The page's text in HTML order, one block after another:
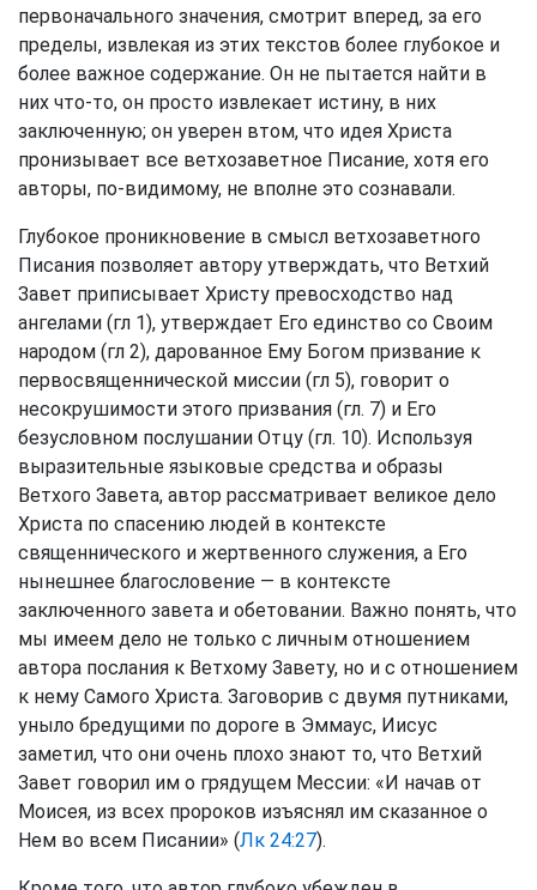
первоначального значения, смотрит вперед, за его
пределы, извлекая из этих текстов более глубокое и
более важное содержание. Он не пытается найти в
них что-то, он просто извлекает истину, в них
заключенную; он уверен втом, что идея Христа
пронизывает все ветхозаветное Писание, хотя его
авторы, по-видимому, не вполне это сознавали.
Глубокое проникновение в смысл ветхозаветного
Писания позволяет автору утверждать, что Ветхий
Завет приписывает Христу превосходство над
ангелами (гл 1), утверждает Его единство со Своим
народом (гл 2), дарованное Ему Богом призвание к
первосвященнической миссии (гл 5), говорит о
несокрушимости этого призвания (гл. 7) и Его
безусловном послушании Отцу (гл. 10). Используя
выразительные языковые средства и образы
Ветхого Завета, автор рассматривает великое дело
Христа по спасению людей в контексте
священнического и жертвенного служения, а Его
нынешнее благословение — в контексте
заключенного завета и обетовании. Важно понять, что
мы имеем дело не только с личным отношением
автора послания к Ветхому Завету, но и с отношением
к нему Самого Христа. Заговорив с двумя путниками,
уныло бредущими по дороге в Эммаус, Иисус
заметил, что они очень плохо знают то, что Ветхий
Завет говорил им о грядущем Мессии: «И начав от
Моисея, из всех пророков изъяснял им сказанное о
Нем во всем Писании» (Лк 24:27).